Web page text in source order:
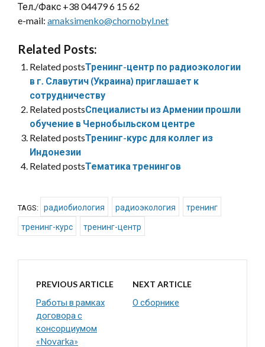
Тел./Факс +38 04479 6 15 62
e-mail: amaksimenko@chornobyl.net
Related Posts:
Related postsТренинг-центр по радиоэкологии
в г. Славутич (Украина) приглашает к
сотрудничеству
Related postsСпециалисты из Армении прошли
обучение в Чернобыльском центре
Related postsТренинг-курс для коллег из
Индонезии
Related postsТематика тренингов
TAGS: радиобиология радиоэкология тренинг
тренинг-курс тренинг-центр
PREVIOUS ARTICLE
Работы в рамках
договора с
консорциумом
«Novarka»
NEXT ARTICLE
О сборнике